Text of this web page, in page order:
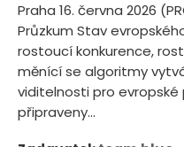
Praha 16. června 2026
Průzkum Stav
rostoucí konkurence,
měnící se algoritmy
viditelnosti pro evropské
připraveny...